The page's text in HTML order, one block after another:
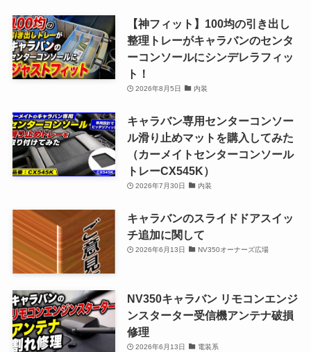
【神フィット】100均の引き出し
整理トレーがキャラバンのセンタ
ーコンソールにシンデレラフィッ
ト！
2026年8月5日 内装
キャラバン専用センターコンソー
ル滑り止めマットを購入してみた
（カーメイトセンターコンソール
トレーCX545K）
2026年7月30日 内装
キャラバンのスライドドアスイッ
チ追加に関して
2026年6月13日 NV350オーナーズ広場
NV350キャラバン リモコンエンジ
ンスターター受信機アンテナ破損
修理
2026年6月13日 電装系